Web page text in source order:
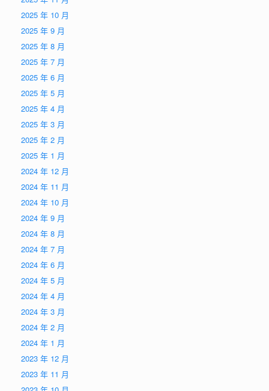
2025 年 10 月
2025 年 9 月
2025 年 8 月
2025 年 7 月
2025 年 6 月
2025 年 5 月
2025 年 4 月
2025 年 3 月
2025 年 2 月
2025 年 1 月
2024 年 12 月
2024 年 11 月
2024 年 10 月
2024 年 9 月
2024 年 8 月
2024 年 7 月
2024 年 6 月
2024 年 5 月
2024 年 4 月
2024 年 3 月
2024 年 2 月
2024 年 1 月
2023 年 12 月
2023 年 11 月